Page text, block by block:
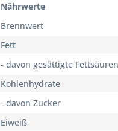
Nährwerte
Brennwert
Fett
- davon gesättigte Fettsäuren
Kohlenhydrate
- davon Zucker
Eiweiß